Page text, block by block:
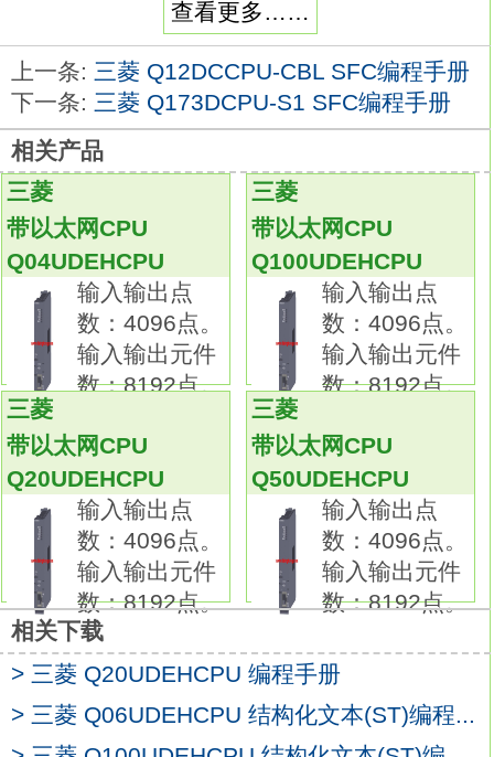
可与所有类型的称重传感器直接连接的称重传
感器输入模块Q100UDEHCPUSFC。
称重传感器现在可直接连接至可编程控制器系
统，
无需在外部连接信号转换器等。
通过保证称重传感器精度的稳定数据转换速
度，
实现了高精准的测量Q100UDEHCPU
无需外部信号转换器！
将称重传感器输入模块直接连接至可编程控制
器，可降低工时和成本！
可连接磁致伸缩型、电容式、回转仪或应变仪
等各种类型的称重传感器。
可连接6线系统（结合了遥感技术和比率计法）
或4线系统称重传感器。更换用电池。
初始电压3.0V。
电流容量：5000mAhQ100UDEHCPUSFC。
使用寿命：5年。输出：8通道。
输入（分辨率）：0~4000；-4000~4000；
0~12000；-12000~12000。
输出：DC 0~20mA。
转换速度：80μs/1通道。
18点端子台。
查看更多……
上一条: 三菱 Q12DCCPU-CBL SFC编程手册
下一条: 三菱 Q173DCPU-S1 SFC编程手册
相关产品
三菱
带以太网CPU
Q04UDEHCPU
输入输出点
数：4096点。
输入输出元件
数：8192点。
三菱
带以太网CPU
Q100UDEHCPU
输入输出点
数：4096点。
输入输出元件
数：8192点。
三菱
带以太网CPU
Q20UDEHCPU
输入输出点
数：4096点。
输入输出元件
数：8192点。
三菱
带以太网CPU
Q50UDEHCPU
输入输出点
数：4096点。
输入输出元件
数：8192点。
相关下载
> 三菱 Q20UDEHCPU 编程手册
> 三菱 Q06UDEHCPU 结构化文本(ST)编程...